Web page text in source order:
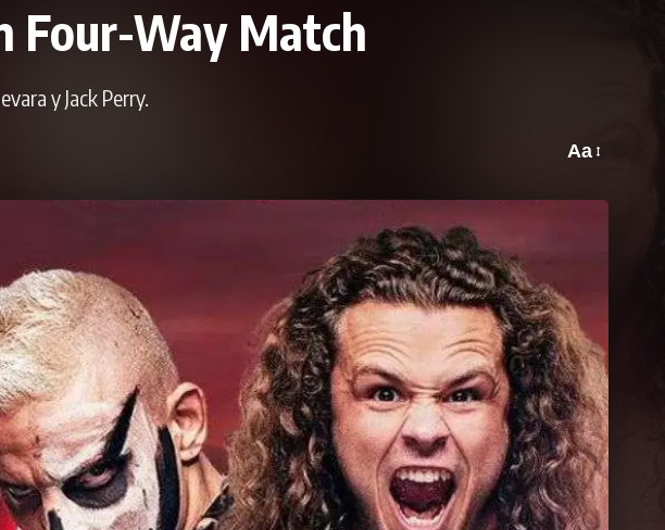
Four-Way Match
y Jack Perry.
Aa